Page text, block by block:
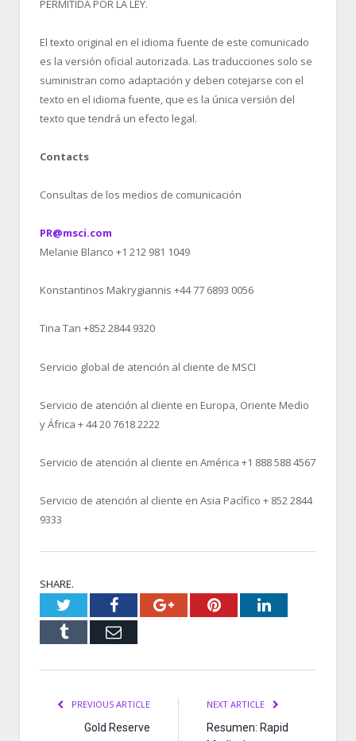
PERMITIDA POR LA LEY.
El texto original en el idioma fuente de este comunicado
es la versión oficial autorizada. Las traducciones solo se
suministran como adaptación y deben cotejarse con el
texto en el idioma fuente, que es la única versión del
texto que tendrá un efecto legal.
Contacts
Consultas de los medios de comunicación
PR@msci.com
Melanie Blanco +1 212 981 1049
Konstantinos Makrygiannis +44 77 6893 0056
Tina Tan +852 2844 9320
Servicio global de atención al cliente de MSCI
Servicio de atención al cliente en Europa, Oriente Medio
y África + 44 20 7618 2222
Servicio de atención al cliente en América +1 888 588 4567
Servicio de atención al cliente en Asia Pacífico + 852 2844
9333
SHARE.
TwitterFacebookGoogle+PinterestLinkedIn
Tumblr Email
PREVIOUS ARTICLE
Gold Reserve
NEXT ARTICLE
Resumen: Rapid